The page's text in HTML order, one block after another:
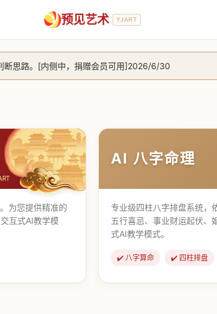
预见艺术 YJART
断思路。[内侧中，捐赠会员可用]2026/6/30
册。2026/6/27
月25日 2026/2/25
为您提供精准的
互式AI教学模
门】
AI 八字命理
专业级四柱八字排盘系统，
五行喜忌、事业财运起伏、
式AI教学模式。
✔️ 八字算命 ✔️ 四柱排盘